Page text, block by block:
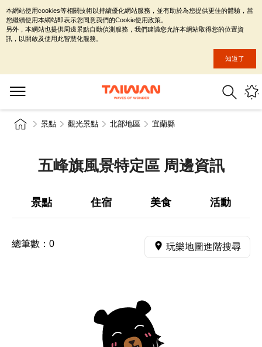
景點 觀光景點 北部地區 宜蘭縣
五峰旗風景特定區 周邊資訊
景點 住宿 美食 活動
總筆數： 0 玩樂地圖進階搜尋
本網站使用cookies等相關技術以持續優化網站服務，並有助於為您提供更佳的體驗，當
您繼續使用本網站即表示您同意我們的Cookie使用政策。
另外，本網站也提供周邊景點自動偵測服務，我們建議您允許本網站取得您的位置資
訊，以開啟及使用此智慧化服務。
知道了